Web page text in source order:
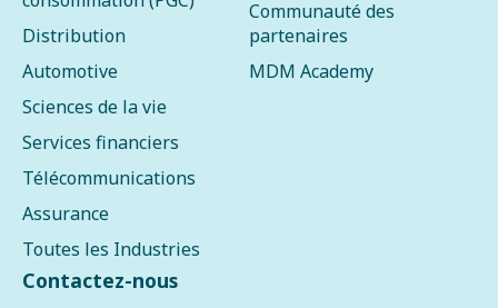
Distribution
Automotive
Sciences de la vie
Services financiers
Télécommunications
Assurance
Toutes les Industries
Communauté des
partenaires
MDM Academy
Contactez-nous